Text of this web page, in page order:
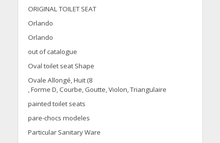
ORIGINAL TOILET SEAT
Orlando
Orlando
out of catalogue
Oval toilet seat Shape
Ovale Allongé, Huit (8
, Forme D, Courbe, Goutte, Violon, Triangulaire
painted toilet seats
pare-chocs modeles
Particular Sanitary Ware